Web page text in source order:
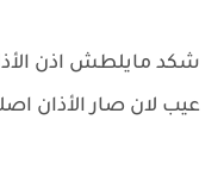
شكد مايلطش اذن
عيب لان صار الأذان